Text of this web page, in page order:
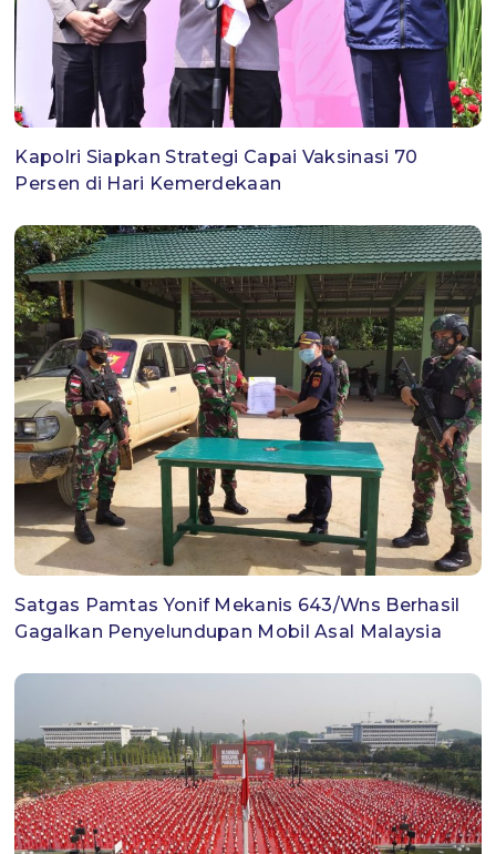
Kapolri Siapkan Strategi Capai Vaksinasi 70
Persen di Hari Kemerdekaan
Satgas Pamtas Yonif Mekanis 643/Wns Berhasil
Gagalkan Penyelundupan Mobil Asal Malaysia